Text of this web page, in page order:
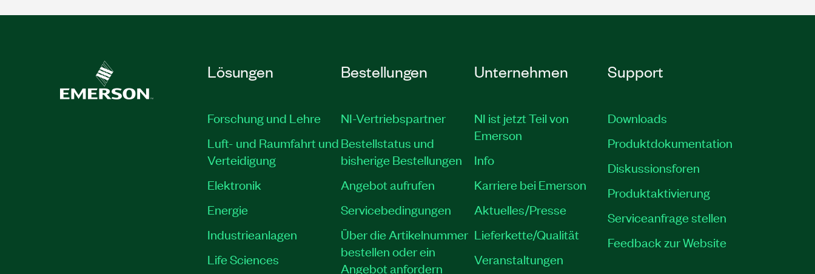
Lösungen
Forschung und Lehre
Luft- und Raumfahrt und
Verteidigung
Elektronik
Energie
Industrieanlagen
Life Sciences
Bestellungen
NI-Vertriebspartner
Bestellstatus und
bisherige Bestellungen
Angebot aufrufen
Servicebedingungen
Über die Artikelnummer
bestellen oder ein
Angebot anfordern
Unternehmen
NI ist jetzt Teil von
Emerson
Info
Karriere bei Emerson
Aktuelles/Presse
Lieferkette/Qualität
Veranstaltungen
Support
Downloads
Produktdokumentation
Diskussionsforen
Produktaktivierung
Serviceanfrage stellen
Feedback zur Website